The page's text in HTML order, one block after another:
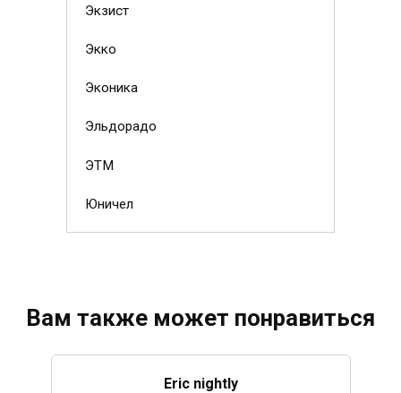
Экзист
Экко
Эконика
Эльдорадо
ЭТМ
Юничел
Вам также может понравиться
Eric nightly